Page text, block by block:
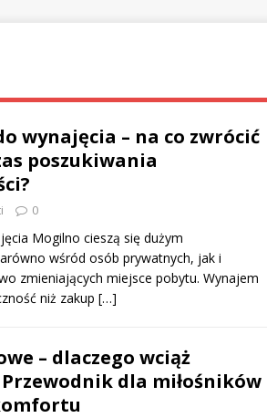
wynajęcia – na co zwrócić
poszukiwania
0
Mogilno cieszą się dużym
wśród osób prywatnych, jak i
zmieniających miejsce pobytu. Wynajem
niż zakup […]
– dlaczego wciąż
dla miłośników